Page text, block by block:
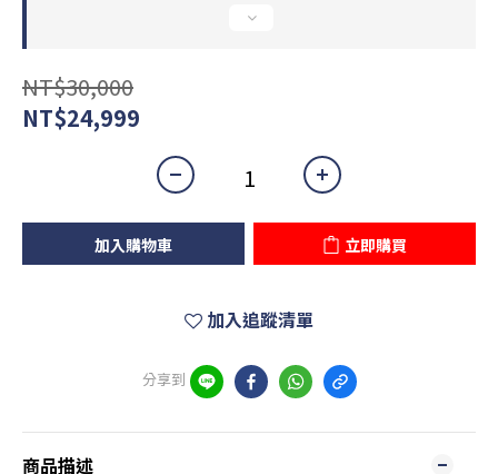
NT$30,000
NT$24,999
加入購物車 立即購買
加入追蹤清單
分享到
商品描述